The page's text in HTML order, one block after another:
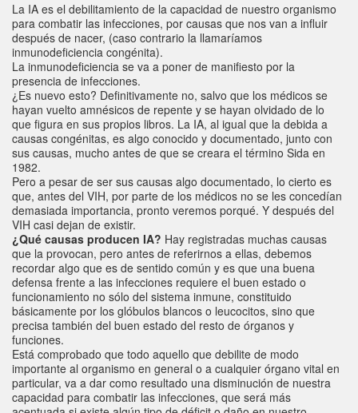
La IA es el debilitamiento de la capacidad de nuestro organismo
para combatir las infecciones, por causas que nos van a influir
después de nacer, (caso contrario la llamaríamos
inmunodeficiencia congénita).
La inmunodeficiencia se va a poner de manifiesto por la
presencia de infecciones.
¿Es nuevo esto? Definitivamente no, salvo que los médicos se
hayan vuelto amnésicos de repente y se hayan olvidado de lo
que figura en sus propios libros. La IA, al igual que la debida a
causas congénitas, es algo conocido y documentado, junto con
sus causas, mucho antes de que se creara el término Sida en
1982.
Pero a pesar de ser sus causas algo documentado, lo cierto es
que, antes del VIH, por parte de los médicos no se les concedían
demasiada importancia, pronto veremos porqué. Y después del
VIH casi dejan de existir.
¿Qué causas producen IA? Hay registradas muchas causas
que la provocan, pero antes de referirnos a ellas, debemos
recordar algo que es de sentido común y es que una buena
defensa frente a las infecciones requiere el buen estado o
funcionamiento no sólo del sistema inmune, constituido
básicamente por los glóbulos blancos o leucocitos, sino que
precisa también del buen estado del resto de órganos y
funciones.
Está comprobado que todo aquello que debilite de modo
importante al organismo en general o a cualquier órgano vital en
particular, va a dar como resultado una disminución de nuestra
capacidad para combatir las infecciones, que será más